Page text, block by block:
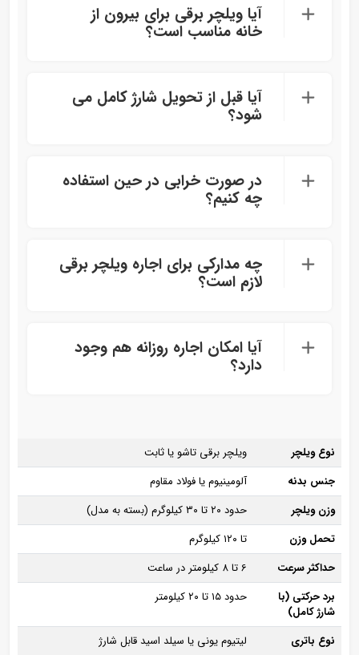
آیا ویلچر برقی برای بیرون از
خانه مناسب است؟
آیا قبل از تحویل شارژ کامل می‌
شود؟
در صورت خرابی در حین استفاده
چه کنیم؟
چه مدارکی برای اجاره ویلچر برقی
لازم است؟
آیا امکان اجاره روزانه هم وجود
دارد؟
نوع ویلچر
ویلچر برقی تاشو یا ثابت
جنس بدنه
آلومینیوم یا فولاد مقاوم
وزن ویلچر
حدود ۲۰ تا ۳۰ کیلوگرم (بسته به مدل)
تحمل وزن
تا ۱۲۰ کیلوگرم
حداکثر سرعت
6 تا 8 کیلومتر در ساعت
برد حرکتی (با
شارژ کامل)
حدود ۱۵ تا ۲۰ کیلومتر
نوع باتری لیتیوم یونی یا سیلد اسید قابل شارژ